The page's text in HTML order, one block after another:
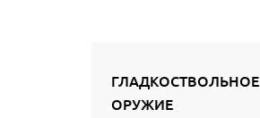
ГЛАДКОСТВОЛЬНОЕ
ОРУЖИЕ